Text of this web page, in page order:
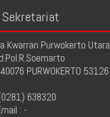
Kwarran Purwokerto Utara
PURWOKERTO 53126
638320
: -